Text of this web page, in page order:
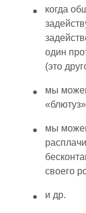
когда
один
(это
мы
мы
своего
и др.